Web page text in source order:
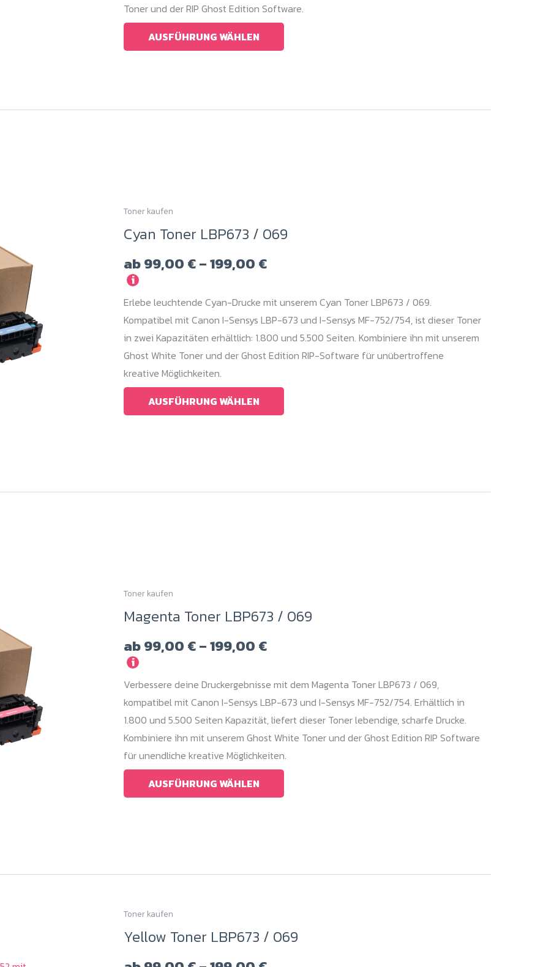
Toner und der RIP Ghost Edition Software.
AUSFÜHRUNG WÄHLEN
Produktseite
gewählt
werden
Toner kaufen
Cyan Toner LBP673 / 069
ab99,00 €–199,00 €Preisspanne:
bis
199,00 €
i
Erlebe leuchtende Cyan-Drucke mit unserem Cyan Toner LBP673 / 069.
Kompatibel mit Canon I-Sensys LBP-673 und I-Sensys MF-752/754, ist dieser Toner
in zwei Kapazitäten erhältlich: 1.800 und 5.500 Seiten. Kombiniere ihn mit unserem
Ghost White Toner und der Ghost Edition RIP-Software für unübertroffene
kreative Möglichkeiten.
AUSFÜHRUNG WÄHLEN
Dieses
Produkt
mehrere
Varianten
auf.
Die
Optionen
können
auf
der
Produktseite
Toner kaufen
Magenta Toner LBP673 / 069
ab99,00 €–199,00 €Preisspanne:
bis
199,00 €
i
Verbessere deine Druckergebnisse mit dem Magenta Toner LBP673 / 069,
kompatibel mit Canon I-Sensys LBP-673 und I-Sensys MF-752/754. Erhältlich in
1.800 und 5.500 Seiten Kapazität, liefert dieser Toner lebendige, scharfe Drucke.
Kombiniere ihn mit unserem Ghost White Toner und der Ghost Edition RIP Software
für unendliche kreative Möglichkeiten.
AUSFÜHRUNG WÄHLEN
Dieses
Produkt
mehrere
Varianten
auf.
Die
Optionen
können
auf
der
Produktseite
Toner kaufen
Yellow Toner LBP673 / 069
Dieses
Produkt